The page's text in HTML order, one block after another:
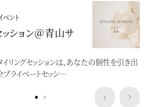
ント
ション＠青山サ
リングセッションは、あなたの個性を引き出
プライベートセッシ…
ント
”洒落水引ワー
を開催します